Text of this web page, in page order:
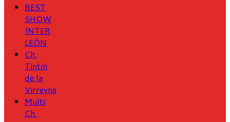
BEST
SHOW
INTER
LEÓN
Ch.
Tintin
de la
Virreyna
Multi
Ch.